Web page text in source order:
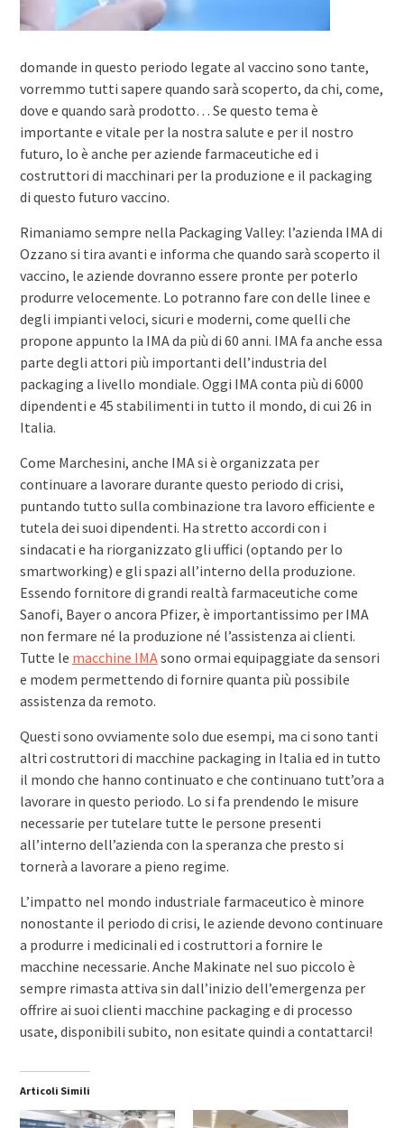
domande in questo periodo legate al vaccino sono tante,
vorremmo tutti sapere quando sarà scoperto, da chi, come,
dove e quando sarà prodotto… Se questo tema è
importante e vitale per la nostra salute e per il nostro
futuro, lo è anche per aziende farmaceutiche ed i
costruttori di macchinari per la produzione e il packaging
di questo futuro vaccino.
Rimaniamo sempre nella Packaging Valley: l’azienda IMA di
Ozzano si tira avanti e informa che quando sarà scoperto il
vaccino, le aziende dovranno essere pronte per poterlo
produrre velocemente. Lo potranno fare con delle linee e
degli impianti veloci, sicuri e moderni, come quelli che
propone appunto la IMA da più di 60 anni. IMA fa anche essa
parte degli attori più importanti dell’industria del
packaging a livello mondiale. Oggi IMA conta più di 6000
dipendenti e 45 stabilimenti in tutto il mondo, di cui 26 in
Italia.
Come Marchesini, anche IMA si è organizzata per
continuare a lavorare durante questo periodo di crisi,
puntando tutto sulla combinazione tra lavoro efficiente e
tutela dei suoi dipendenti. Ha stretto accordi con i
sindacati e ha riorganizzato gli uffici (optando per lo
smartworking) e gli spazi all’interno della produzione.
Essendo fornitore di grandi realtà farmaceutiche come
Sanofi, Bayer o ancora Pfizer, è importantissimo per IMA
non fermare né la produzione né l’assistenza ai clienti.
Tutte le macchine IMAsono ormai equipaggiate da sensori
e modem permettendo di fornire quanta più possibile
assistenza da remoto.
Questi sono ovviamente solo due esempi, ma ci sono tanti
altri costruttori di macchine packaging in Italia ed in tutto
il mondo che hanno continuato e che continuano tutt’ora a
lavorare in questo periodo. Lo si fa prendendo le misure
necessarie per tutelare tutte le persone presenti
all’interno dell’azienda con la speranza che presto si
tornerà a lavorare a pieno regime.
L’impatto nel mondo industriale farmaceutico è minore
nonostante il periodo di crisi, le aziende devono continuare
a produrre i medicinali ed i costruttori a fornire le
macchine necessarie. Anche Makinate nel suo piccolo è
sempre rimasta attiva sin dall’inizio dell’emergenza per
offrire ai suoi clienti macchine packaging e di processo
usate, disponibili subito, non esitate quindi a contattarci!
Articoli Simili